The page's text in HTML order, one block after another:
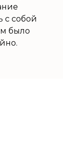
с собой
было